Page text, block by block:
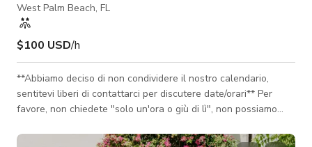
West Palm Beach, FL
$100 USD/h
**Abbiamo deciso di non condividere il nostro calendario,
sentitevi liberi di contattarci per discutere date/orari** Per
favore, non chiedete "solo un'ora o giù di lì", non possiamo
quartiere di Parker Ridge in Florida nel 1923. Questa